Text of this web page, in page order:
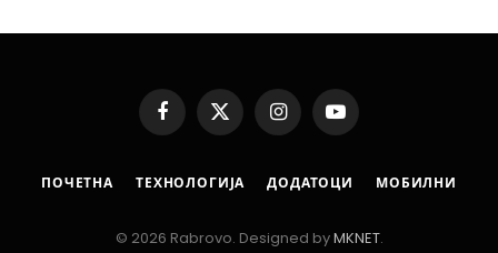
Facebook
X
(Twitter)
InstagramYouTube
ПОЧЕТНА ТЕХНОЛОГИЈА ДОДАТОЦИ МОБИЛНИ
© 2026 Rabrovo. Designed byMKNET.